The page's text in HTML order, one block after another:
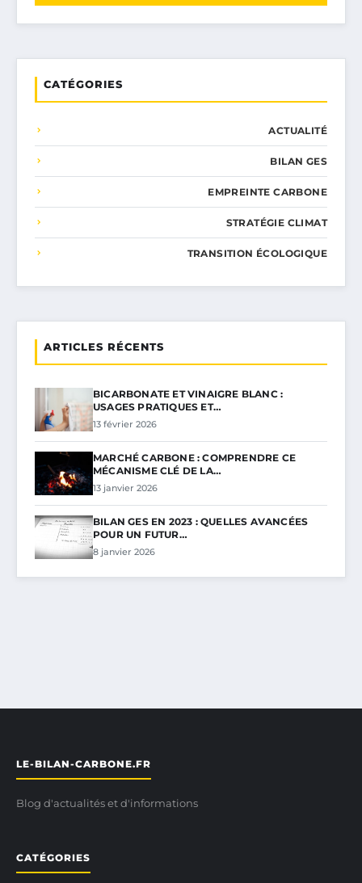
CATÉGORIES
ACTUALITÉ
BILAN GES
EMPREINTE CARBONE
STRATÉGIE CLIMAT
TRANSITION ÉCOLOGIQUE
ARTICLES RÉCENTS
BICARBONATE ET VINAIGRE BLANC :
USAGES PRATIQUES ET…
13 février 2026
MARCHÉ CARBONE : COMPRENDRE CE
MÉCANISME CLÉ DE LA…
13 janvier 2026
BILAN GES EN 2023 : QUELLES AVANCÉES
POUR UN FUTUR…
8 janvier 2026
LE-BILAN-CARBONE.FR
Blog d'actualités et d'informations
CATÉGORIES